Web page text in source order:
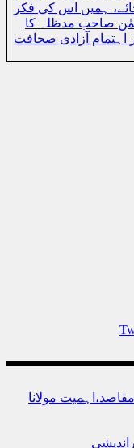
ہمیں اس کی فکر
صاحب مدظلہ کا
اہتمام آزادی صحافت
مولانا